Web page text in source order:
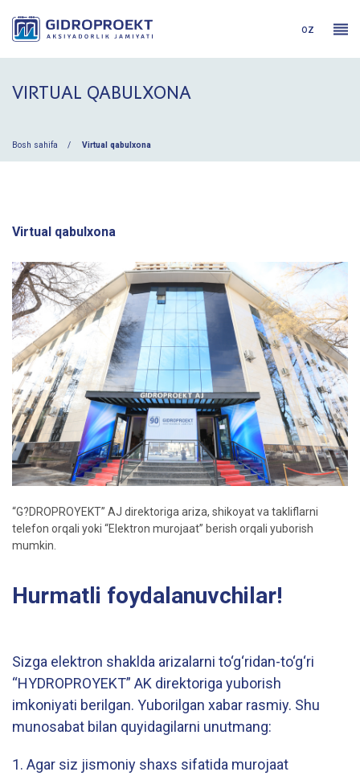
oz
VIRTUAL QABULXONA
Bosh sahifa Virtual qabulxona
Virtual qabulxona
“G?DROPROYEKT” AJ direktoriga ariza, shikoyat va takliflarni
telefon orqali yoki “Elektron murojaat” berish orqali yuborish
mumkin.
Hurmatli foydalanuvchilar!
Sizga elektron shaklda arizalarni to‘g‘ridan-to‘g‘ri
“HYDROPROYEKT” AK direktoriga yuborish
imkoniyati berilgan. Yuborilgan xabar rasmiy. Shu
munosabat bilan quyidagilarni unutmang:
1. Agar siz jismoniy shaxs sifatida murojaat